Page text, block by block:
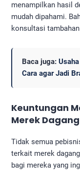
menampilkan hasil
mudah dipahami.
konsultasi
Baca juga:
Cara agar Jadi
Keuntungan
Merek
Tidak semua
terkait merek
bagi mereka yang